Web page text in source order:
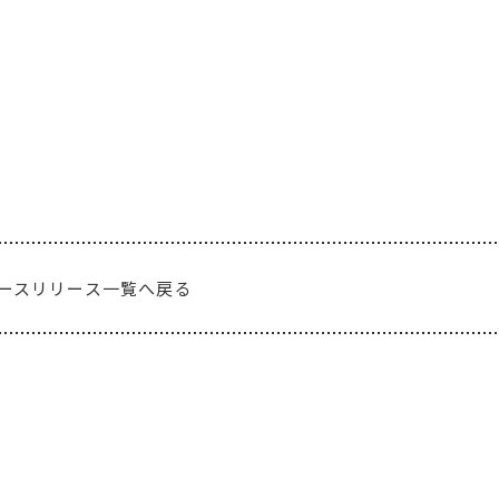
スリリース一覧へ戻る